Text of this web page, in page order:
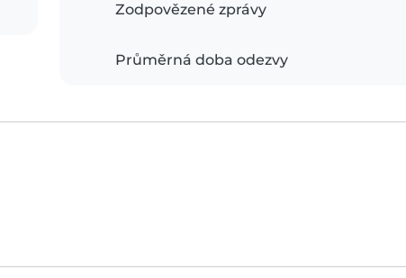
Zodpovězené zprávy
Průměrná doba odezvy